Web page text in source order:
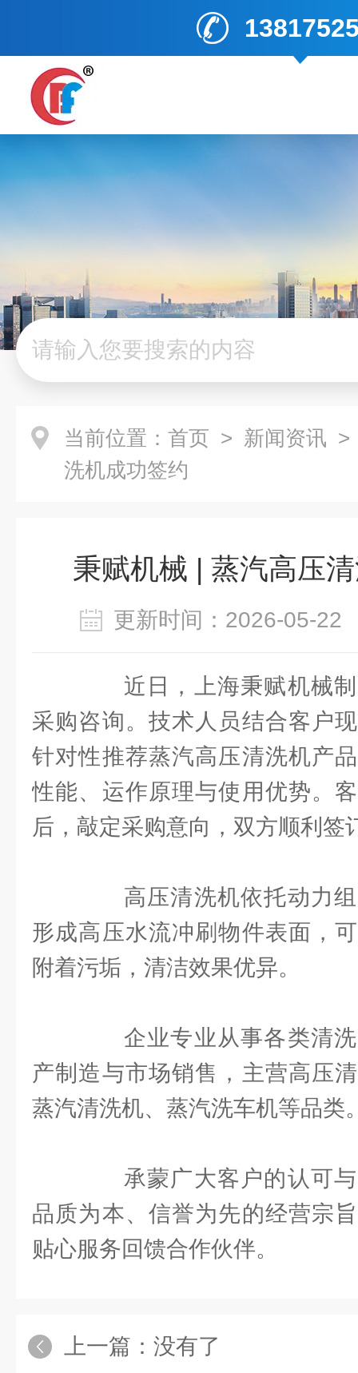
当前位置： 首页 > 新闻资讯 >
洗机成功签约
秉赋机械 | 蒸汽高压
更新时间：2026-05-
近日，上海秉赋机械制
采购咨询。技术人员结合客户
针对性推荐蒸汽高压清洗机产
性能、运作原理与使用优势。
后，敲定采购意向，双方顺利签
高压清洗机依托动力组
形成高压水流冲刷物件表面，
附着污垢，清洁效果优异。
企业专业从事各类清洗
产制造与市场销售，主营高压
蒸汽清洗机、蒸汽洗车机等品类
承蒙广大客户的认可与
品质为本、信誉为先的经营宗
贴心服务回馈合作伙伴。
上一篇：没有了